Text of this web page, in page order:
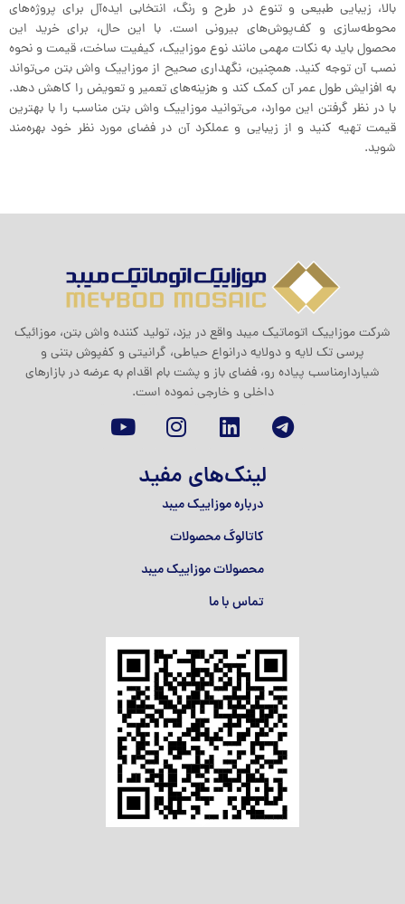
بالا، زیبایی طبیعی و تنوع در طرح و رنگ، انتخابی ایده‌آل برای پروژه‌های
محوطه‌سازی و کف‌پوش‌های بیرونی است. با این حال، برای خرید این
محصول باید به نکات مهمی مانند نوع موزاییک، کیفیت ساخت، قیمت و نحوه
نصب آن توجه کنید. همچنین، نگهداری صحیح از موزاییک واش بتن می‌تواند
به افزایش طول عمر آن کمک کند و هزینه‌های تعمیر و تعویض را کاهش دهد.
با در نظر گرفتن این موارد، می‌توانید موزاییک واش بتن مناسب را با بهترین
قیمت تهیه کنید و از زیبایی و عملکرد آن در فضای مورد نظر خود بهره‌مند
شوید.
شرکت موزاييک اتوماتيک ميبد واقع در یزد، تولید کننده واش بتن، موزائیک
پرسی تک لایه و دولایه درانواع حیاطی، گرانیتی و کفپوش بتنی و
شیاردارمناسب پیاده رو، فضای باز و پشت بام اقدام به عرضه در بازارهای
داخلی و خارجی نموده است.
لینک‌های مفید
درباره موزاییک میبد
کاتالوگ محصولات
محصولات موزاییک میبد
تماس با ما